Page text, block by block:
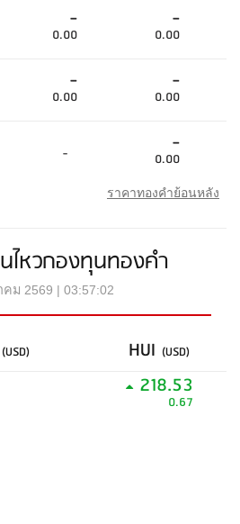
-
0.00
-
0.00
-
0.00
-
0.00
- -
0.00
ราคาทองคำย้อนหลัง
ไหวกองทุนทองคำ
คม 2569 | 03:57:02
(USD) HUI (USD)
218.53
0.67